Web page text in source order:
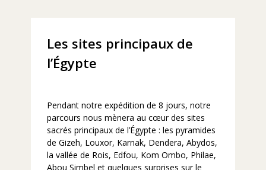
Les sites principaux de
l’Égypte
Pendant notre expédition de 8 jours, notre
parcours nous mènera au cœur des sites
sacrés principaux de l’Égypte : les pyramides
de Gizeh, Louxor, Karnak, Dendera, Abydos,
la vallée de Rois, Edfou, Kom Ombo, Philae,
Abou Simbel et quelques surprises sur le